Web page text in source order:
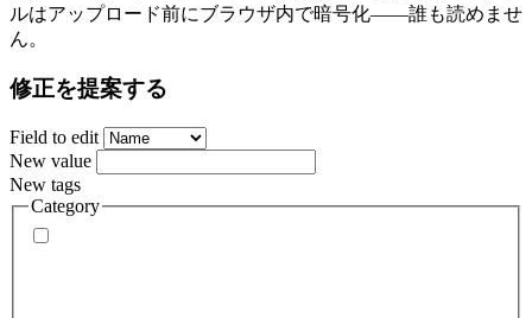
ルはアップロード前にブラウザ内で暗号化——誰も読めませ
ん。
修正を提案する
Field to edit
New value
New tags
Category